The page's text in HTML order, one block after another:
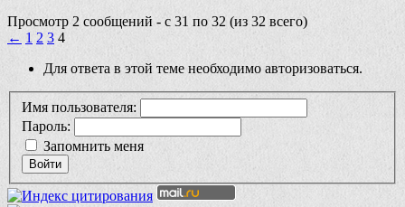
Просмотр 2 сообщений - с 31 по 32 (из 32 всего)
← 1 2 3 4
Для ответа в этой теме необходимо авторизоваться.
Имя пользователя:
Пароль:
Запомнить меня
Войти